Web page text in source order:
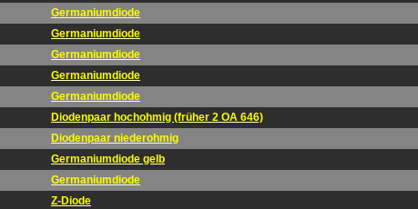
Germaniumdiode
Germaniumdiode
Germaniumdiode
Germaniumdiode
Germaniumdiode
Diodenpaar hochohmig (früher 2 OA 646)
Diodenpaar niederohmig
Germaniumdiode gelb
Germaniumdiode
Z-Diode